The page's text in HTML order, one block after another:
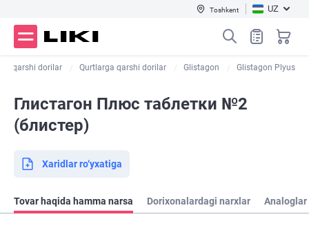
Toshkent UZ
qarshi dorilar Qurtlarga qarshi dorilar Glistagon Glistagon Plyus
Глистагон Плюс таблетки №2
(блистер)
Xaridlar ro‘yxatiga
Tovar haqida hamma narsa Dorixonalardagi narxlar Analoglar